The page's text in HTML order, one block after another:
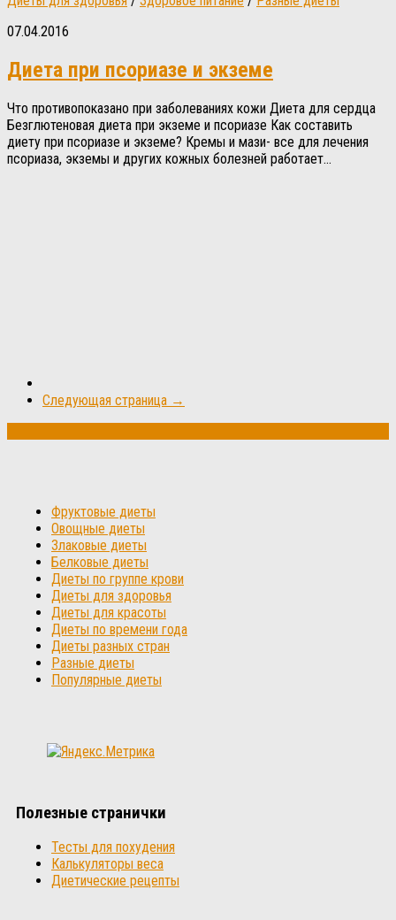
07.04.2016
Диета при псориазе и экземе
Что противопоказано при заболеваниях кожи Диета для сердца
Безглютеновая диета при экземе и псориазе Как составить
диету при псориазе и экземе? Кремы и мази- все для лечения
псориаза, экземы и других кожных болезней работает...
Следующая страница →
Фруктовые диеты
Овощные диеты
Злаковые диеты
Белковые диеты
Диеты по группе крови
Диеты для здоровья
Диеты для красоты
Диеты по времени года
Диеты разных стран
Разные диеты
Популярные диеты
Полезные странички
Тесты для похудения
Калькуляторы веса
Диетические рецепты